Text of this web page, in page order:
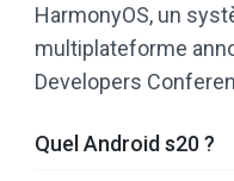
HarmonyOS, un
multiplateforme
Developers
Quel Android s20 ?